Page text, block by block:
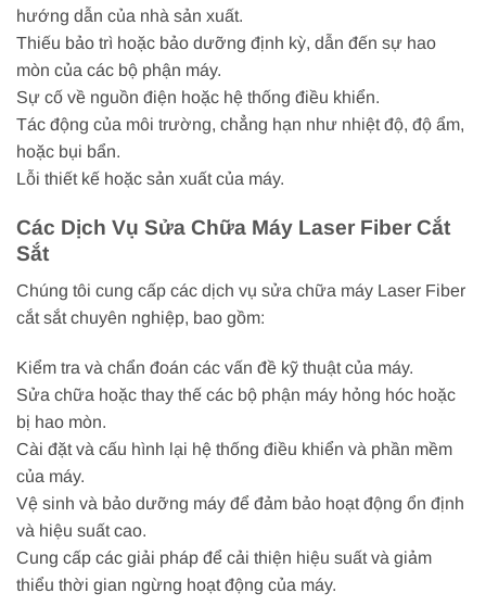
hướng dẫn của nhà sản xuất.
Thiếu bảo trì hoặc bảo dưỡng định kỳ, dẫn đến sự hao
mòn của các bộ phận máy.
Sự cố về nguồn điện hoặc hệ thống điều khiển.
Tác động của môi trường, chẳng hạn như nhiệt độ, độ ẩm,
hoặc bụi bẩn.
Lỗi thiết kế hoặc sản xuất của máy.
Các Dịch Vụ Sửa Chữa Máy Laser Fiber Cắt
Sắt
Chúng tôi cung cấp các dịch vụ sửa chữa máy Laser Fiber
cắt sắt chuyên nghiệp, bao gồm:
Kiểm tra và chẩn đoán các vấn đề kỹ thuật của máy.
Sửa chữa hoặc thay thế các bộ phận máy hỏng hóc hoặc
bị hao mòn.
Cài đặt và cấu hình lại hệ thống điều khiển và phần mềm
của máy.
Vệ sinh và bảo dưỡng máy để đảm bảo hoạt động ổn định
và hiệu suất cao.
Cung cấp các giải pháp để cải thiện hiệu suất và giảm
thiểu thời gian ngừng hoạt động của máy.